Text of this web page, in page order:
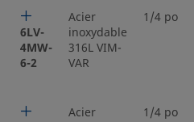
6LV-
4MW-
6-2
Acier
inoxydable
316L VIM-
VAR
1/4 po
Acier
1/4 po